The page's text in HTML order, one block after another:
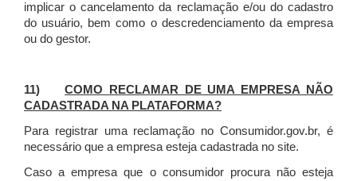
implicar o cancelamento da reclamação e/ou do cadastro
do usuário, bem como o descredenciamento da empresa
ou do gestor.
11)COMO RECLAMAR DE UMA EMPRESA NÃO
CADASTRADA NA PLATAFORMA?
Para registrar uma reclamação no Consumidor.gov.br, é
necessário que a empresa esteja cadastrada no site.
Caso a empresa que o consumidor procura não esteja